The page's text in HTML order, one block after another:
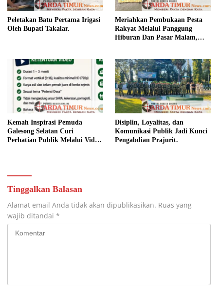
Peletakan Batu Pertama Irigasi
Oleh Bupati Takalar.
Meriahkan Pembukaan Pesta
Rakyat Melalui Panggung
Hiburan Dan Pasar Malam,
Kemah Inspirasi Pemuda
Galesong Selatan Curi
Perhatian Publik Melalui Video
Disiplin, Loyalitas, dan
Komunikasi Publik Jadi Kunci
Pengabdian Prajurit.
Tinggalkan Balasan
Alamat email Anda tidak akan dipublikasikan. Ruas yang
wajib ditandai *